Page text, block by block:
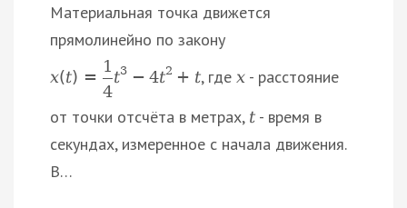
Материальная точка движется
прямолинейно по закону
x(t) =
1
4
t3 − 4t2 + t, где x- расстояние
от точки отсчёта в метрах, t - время в
секундах, измеренное с начала движения.
В…